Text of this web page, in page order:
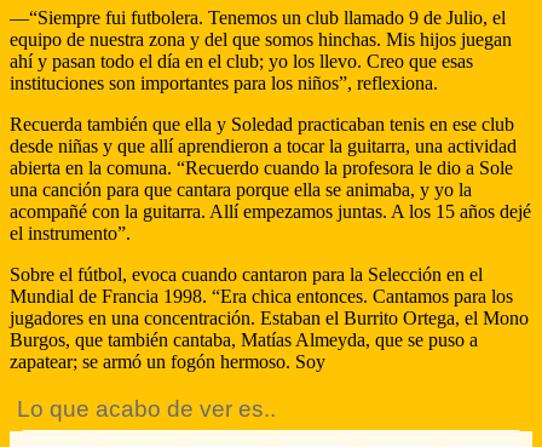
—“Siempre fui futbolera. Tenemos un club llamado 9 de Julio, el
equipo de nuestra zona y del que somos hinchas. Mis hijos juegan
ahí y pasan todo el día en el club; yo los llevo. Creo que esas
instituciones son importantes para los niños”, reflexiona.
Recuerda también que ella y Soledad practicaban tenis en ese club
desde niñas y que allí aprendieron a tocar la guitarra, una actividad
abierta en la comuna. “Recuerdo cuando la profesora le dio a Sole
una canción para que cantara porque ella se animaba, y yo la
acompañé con la guitarra. Allí empezamos juntas. A los 15 años dejé
el instrumento”.
Sobre el fútbol, evoca cuando cantaron para la Selección en el
Mundial de Francia 1998. “Era chica entonces. Cantamos para los
jugadores en una concentración. Estaban el Burrito Ortega, el Mono
Burgos, que también cantaba, Matías Almeyda, que se puso a
zapatear; se armó un fogón hermoso. Soy
Lo que acabo de ver es..